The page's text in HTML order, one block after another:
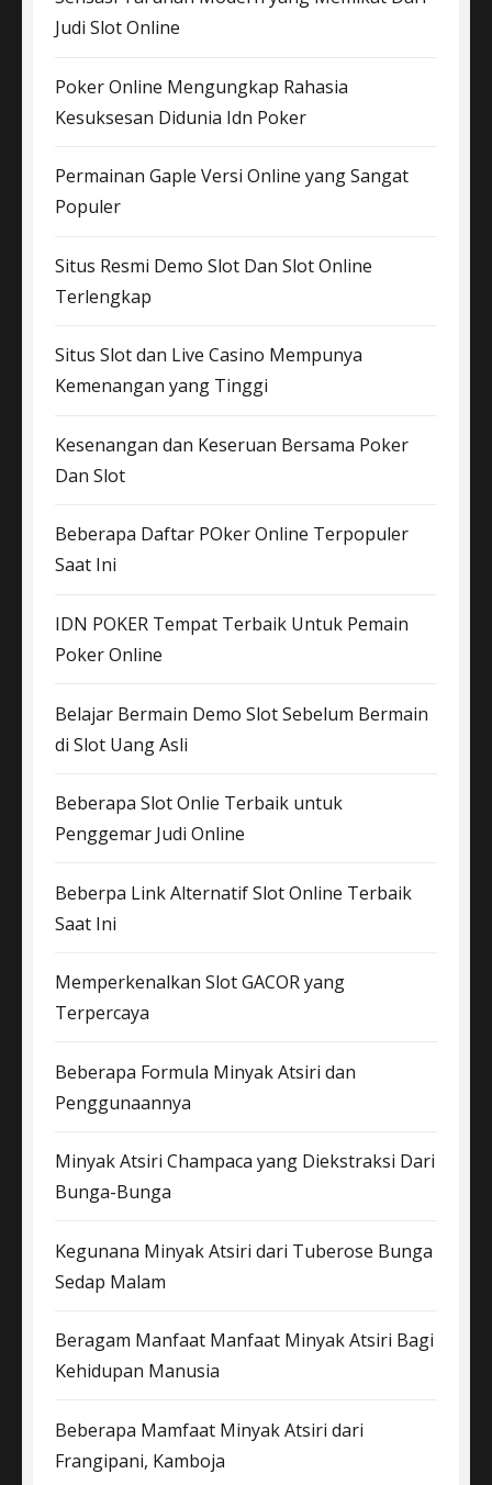
Judi Slot Online
Poker Online Mengungkap Rahasia
Kesuksesan Didunia Idn Poker
Permainan Gaple Versi Online yang Sangat
Populer
Situs Resmi Demo Slot Dan Slot Online
Terlengkap
Situs Slot dan Live Casino Mempunya
Kemenangan yang Tinggi
Kesenangan dan Keseruan Bersama Poker
Dan Slot
Beberapa Daftar POker Online Terpopuler
Saat Ini
IDN POKER Tempat Terbaik Untuk Pemain
Poker Online
Belajar Bermain Demo Slot Sebelum Bermain
di Slot Uang Asli
Beberapa Slot Onlie Terbaik untuk
Penggemar Judi Online
Beberpa Link Alternatif Slot Online Terbaik
Saat Ini
Memperkenalkan Slot GACOR yang
Terpercaya
Beberapa Formula Minyak Atsiri dan
Penggunaannya
Minyak Atsiri Champaca yang Diekstraksi Dari
Bunga-Bunga
Kegunana Minyak Atsiri dari Tuberose Bunga
Sedap Malam
Beragam Manfaat Manfaat Minyak Atsiri Bagi
Kehidupan Manusia
Beberapa Mamfaat Minyak Atsiri dari
Frangipani, Kamboja